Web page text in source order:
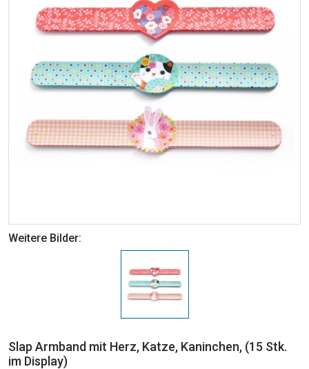
Weitere Bilder:
Slap Armband mit Herz, Katze, Kaninchen, (15 Stk.
im Display)